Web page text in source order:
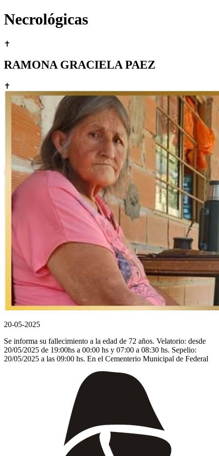
Necrológicas
✝
RAMONA GRACIELA PAEZ
✝
20-05-2025
Se informa su fallecimiento a la edad de 72 años. Velatorio: desde
20/05/2025 de 19:00hs a 00:00 hs y 07:00 a 08:30 hs. Sepelio:
20/05/2025 a las 09:00 hs. En el Cementerio Municipal de Federal